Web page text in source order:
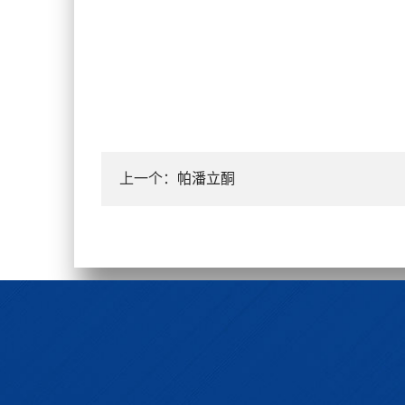
上一个： 帕潘立酮